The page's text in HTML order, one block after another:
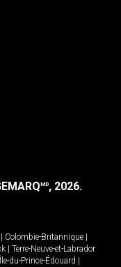
MD, 2026.
Colombie-Britannique
Terre-Neuve-et-Labrador
Île-du-Prince-Édouard